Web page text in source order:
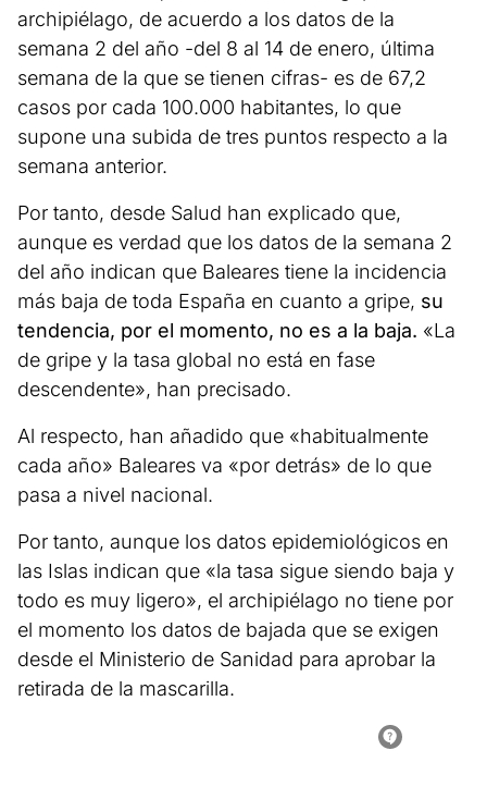
archipiélago, de acuerdo a los datos de la
semana 2 del año -del 8 al 14 de enero, última
semana de la que se tienen cifras- es de 67,2
casos por cada 100.000 habitantes, lo que
supone una subida de tres puntos respecto a la
semana anterior.
Por tanto, desde Salud han explicado que,
aunque es verdad que los datos de la semana 2
del año indican que Baleares tiene la incidencia
más baja de toda España en cuanto a gripe, su
tendencia, por el momento, no es a la baja. «La
de gripe y la tasa global no está en fase
descendente», han precisado.
Al respecto, han añadido que «habitualmente
cada año» Baleares va «por detrás» de lo que
pasa a nivel nacional.
Por tanto, aunque los datos epidemiológicos en
las Islas indican que «la tasa sigue siendo baja y
todo es muy ligero», el archipiélago no tiene por
el momento los datos de bajada que se exigen
desde el Ministerio de Sanidad para aprobar la
retirada de la mascarilla.